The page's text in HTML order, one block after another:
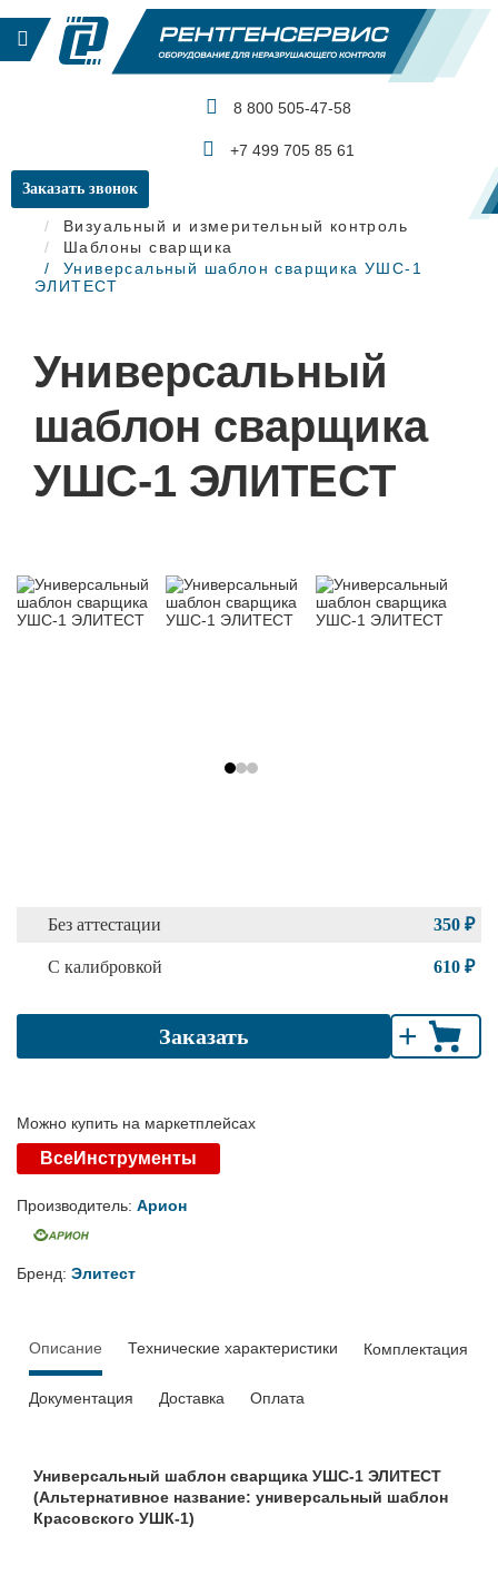
8 800 505-47-58
+7 499 705 85 61
Заказать звонок
Главная
Визуальный и измерительный контроль
Шаблоны сварщика
Универсальный шаблон сварщика УШС-1
ЭЛИТЕСТ
Универсальный
шаблон сварщика
УШС-1 ЭЛИТЕСТ
350 ₽
Без аттестации
610 ₽
С калибровкой
Заказать +
Можно купить на маркетплейсах
ВсеИнструменты
Производитель: Арион
Бренд: Элитест
Описание Технические характеристики Комплектация
Документация Доставка Оплата
Универсальный шаблон сварщика УШС-1 ЭЛИТЕСТ
(Альтернативное название: универсальный шаблон
Красовского УШК-1)